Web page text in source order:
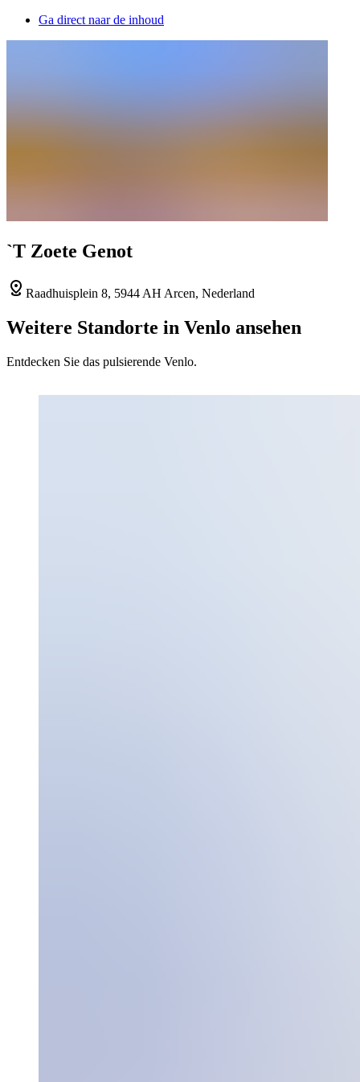
Ga direct naar de inhoud
`T Zoete Genot
Raadhuisplein 8, 5944 AH Arcen, Nederland
Weitere Standorte in Venlo ansehen
Entdecken Sie das pulsierende Venlo.